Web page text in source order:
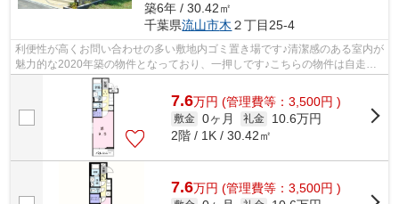
築6年 / 30.42㎡
千葉県流山市木 ２丁目25-4
利便性が高くお問い合わせの多い敷地内ゴミ置き場です♪清潔感のある室内が
魅力的な2020年築の物件となっており、一押しです♪こちらの物件は自走式
駐車場がご利用いただけます♪冬場の換...
7.6万円 (管理費等：3,500円 )
敷金 0ヶ月 礼金
10.6万円
2階 / 1K / 30.42㎡
7.6万円 (管理費等：3,500円 )